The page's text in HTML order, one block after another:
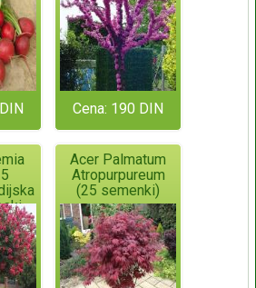
Cena: 190 DIN
Acer Palmatum
Atropurpureum
(25 semenki)